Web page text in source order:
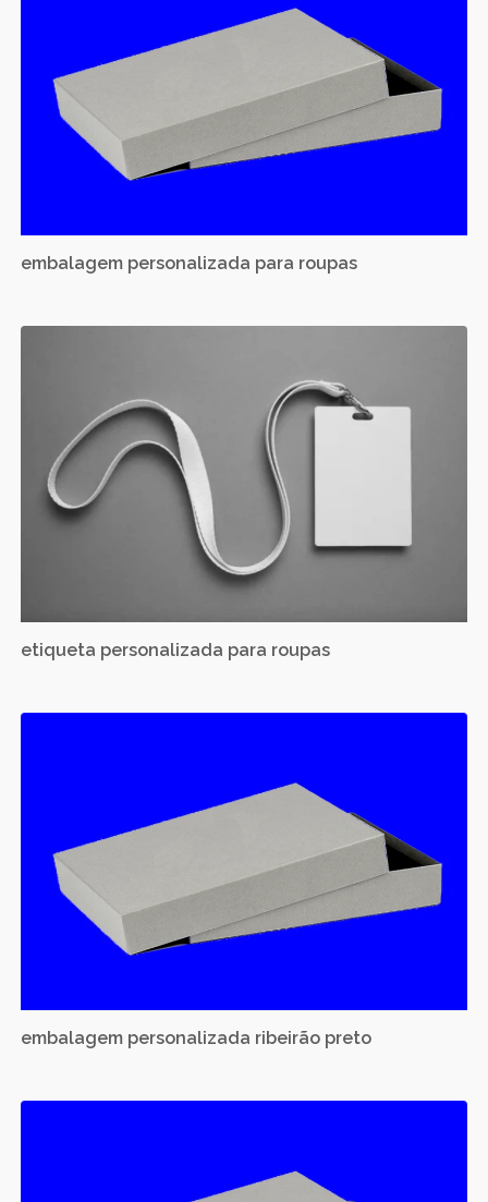
embalagem personalizada para roupas
etiqueta personalizada para roupas
embalagem personalizada ribeirão preto